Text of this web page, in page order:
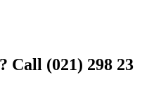
Call (021) 298 23